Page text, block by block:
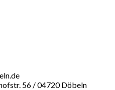
56 / 04720 Döbeln